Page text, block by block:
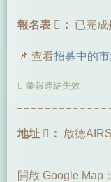
報名表 ： 已完成
📌 查看招募中的
彙報連結失效
地址 ： 啟德
開啟 Google Map：